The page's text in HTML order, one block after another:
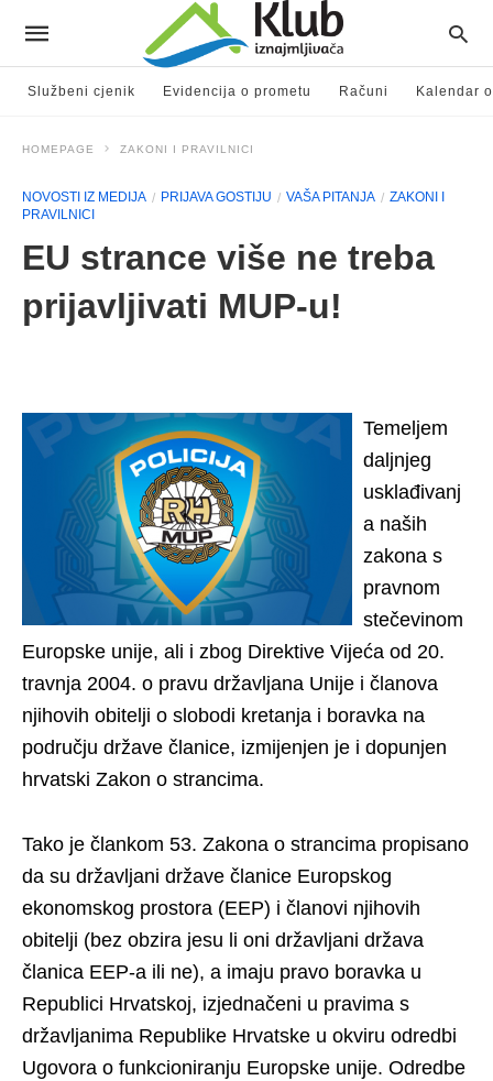
Službeni cjenik Evidencija o prometu Računi Kalendar
HOMEPAGE ZAKONI I PRAVILNICI
NOVOSTI IZ MEDIJA PRIJAVA GOSTIJU VAŠA PITANJA
ZAKONI I
PRAVILNICI
EU strance više ne treba
prijavljivati MUP-u!
Temeljem
daljnjeg
usklađivanj
a naših
zakona s
pravnom
stečevinom
Europske unije, ali i zbog Direktive Vijeća od 20.
travnja 2004. o pravu državljana Unije i članova
njihovih obitelji o slobodi kretanja i boravka na
području države članice, izmijenjen je i dopunjen
hrvatski Zakon o strancima.
Tako je člankom 53. Zakona o strancima propisano
da su državljani države članice Europskog
ekonomskog prostora (EEP) i članovi njihovih
obitelji (bez obzira jesu li oni državljani država
članica EEP-a ili ne), a imaju pravo boravka u
Republici Hrvatskoj, izjednačeni u pravima s
državljanima Republike Hrvatske u okviru odredbi
Ugovora o funkcioniranju Europske unije. Odredbe